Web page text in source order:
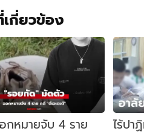
เกี่ยวข้อง
กหมายจับ 4 ราย
ไร้ปา